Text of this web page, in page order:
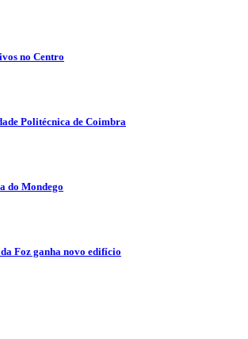
no Centro
Politécnica de Coimbra
do Mondego
Foz ganha novo edifício